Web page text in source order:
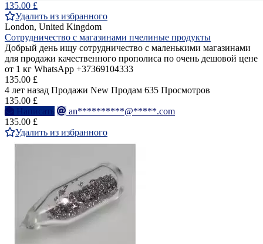
135.00 £
Удалить из избранного
London, United Kingdom
Сотрудничество с магазинами пчелиные продукты
Добрый день ищу сотрудничество с маленькими магазинами
для продажи качественного прополиса по очень дешовой цене
от 1 кг WhatsApp +37369104333
135.00 £
4 лет назад Продажи New Продам 635 Просмотров
135.00 £
Написать
an**********@*****.com
135.00 £
Удалить из избранного